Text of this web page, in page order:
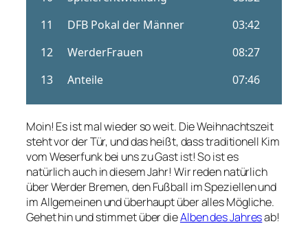
Moin! Es ist mal wieder so weit. Die Weihnachtszeit
steht vor der Tür, und das heißt, dass traditionell Kim
vom Weserfunk bei uns zu Gast ist! So ist es
natürlich auch in diesem Jahr! Wir reden natürlich
über Werder Bremen, den Fußball im Speziellen und
im Allgemeinen und überhaupt über alles Mögliche.
Gehet hin und stimmet über dieAlben des Jahresab!